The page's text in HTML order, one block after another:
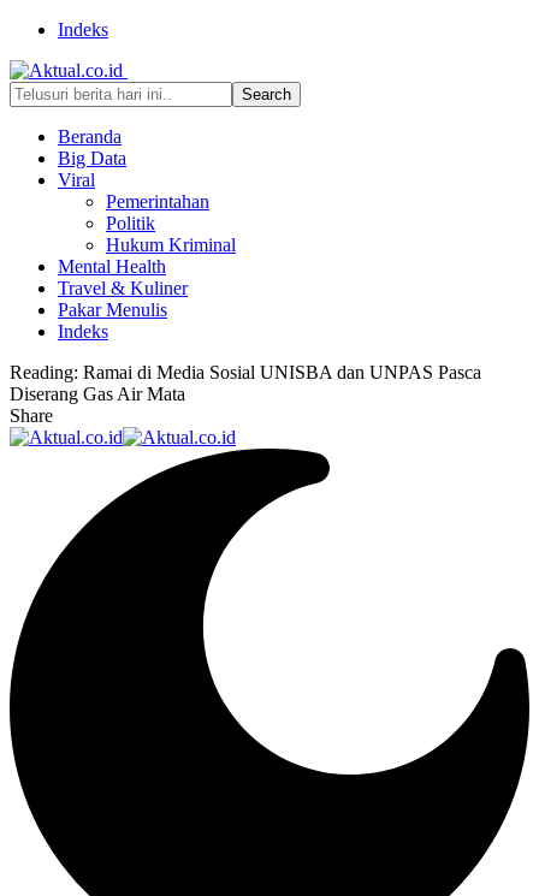
Indeks
Beranda
Big Data
Viral
Pemerintahan
Politik
Hukum Kriminal
Mental Health
Travel & Kuliner
Pakar Menulis
Indeks
Reading: Ramai di Media Sosial UNISBA dan UNPAS Pasca
Diserang Gas Air Mata
Share